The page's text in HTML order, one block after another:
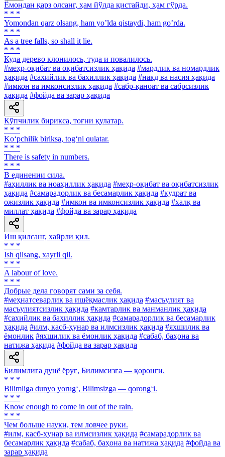
Ёмондан қарз олсанг, ҳам йўлда қистайди, ҳам гўрда.
* * *
Yomondan qarz olsang, ham yoʼlda qistaydi, ham goʼrda.
* * *
As a tree falls, so shall it lie.
* * *
Куда дерево клонилось, туда и повалилось.
#меҳр-оқибат ва оқибатсизлик ҳақида #мардлик ва номардлик
ҳақида #сахийлик ва бахиллик ҳақида #нақд ва насия ҳақида
#имкон ва имконсизлик ҳақида #сабр-қаноат ва сабрсизлик
ҳақида #фойда ва зарар ҳақида
Кўпчилик бирикса, тоғни қулатар.
* * *
Ko‘pchilik biriksa, tog‘ni qulatar.
* * *
There is safety in numbers.
* * *
В единении сила.
#аҳиллик ва ноаҳиллик ҳақида #меҳр-оқибат ва оқибатсизлик
ҳақида #самарадорлик ва бесамарлик ҳақида #қудрат ва
ожизлик ҳақида #имкон ва имконсизлик ҳақида #халқ ва
миллат ҳақида #фойда ва зарар ҳақида
Иш қилсанг, хайрли қил.
* * *
Ish qilsang, xayrli qil.
* * *
A labour of love.
* * *
Добрые дела говорят сами за себя.
#меҳнатсеварлик ва ишёқмаслик ҳақида #масъулият ва
масъулиятсизлик ҳақида #камтарлик ва манманлик ҳақида
#сахийлик ва бахиллик ҳақида #самарадорлик ва бесамарлик
ҳақида #илм, касб-ҳунар ва илмсизлик ҳақида #яхшилик ва
ёмонлик #яхшилик ва ёмонлик ҳақида #сабаб, баҳона ва
натижа ҳақида #фойда ва зарар ҳақида
Билимлига дунё ёруғ, Билимсизга — қоронғи.
* * *
Bilimliga dunyo yorug‘, Bilimsizga — qorong‘i.
* * *
Know enough to come in out of the rain.
* * *
Чем больше науки, тем ловчее руки.
#илм, касб-ҳунар ва илмсизлик ҳақида #самарадорлик ва
бесамарлик ҳақида #сабаб, баҳона ва натижа ҳақида #фойда ва
зарар ҳақида